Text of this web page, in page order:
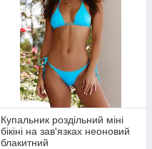
Купальник роздільний міні
бікіні на зав'язках неоновий
блакитний